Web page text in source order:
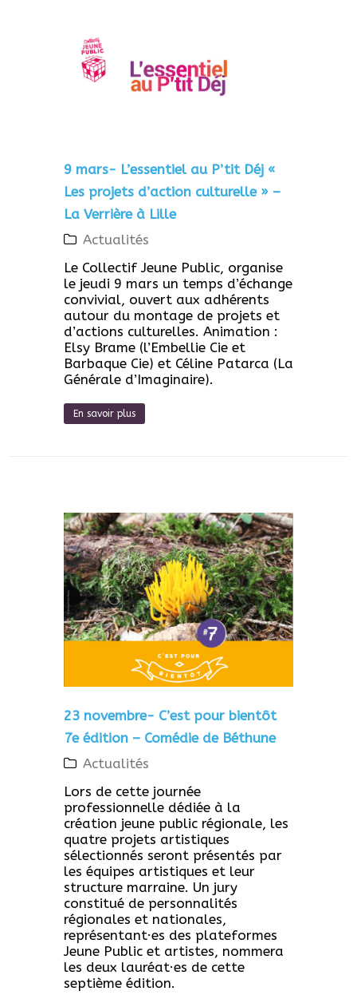
9 mars- L’essentiel au P’tit Déj «
Les projets d’action culturelle » –
La Verrière à Lille
Actualités
Le Collectif Jeune Public, organise
le jeudi 9 mars un temps d’échange
convivial, ouvert aux adhérents
autour du montage de projets et
d’actions culturelles. Animation :
Elsy Brame (l’Embellie Cie et
Barbaque Cie) et Céline Patarca (La
Générale d’Imaginaire).
En savoir plus
23 novembre- C’est pour bientôt
7e édition – Comédie de Béthune
Actualités
Lors de cette journée
professionnelle dédiée à la
création jeune public régionale, les
quatre projets artistiques
sélectionnés seront présentés par
les équipes artistiques et leur
structure marraine. Un jury
constitué de personnalités
régionales et nationales,
représentant·es des plateformes
Jeune Public et artistes, nommera
les deux lauréat·es de cette
septième édition.